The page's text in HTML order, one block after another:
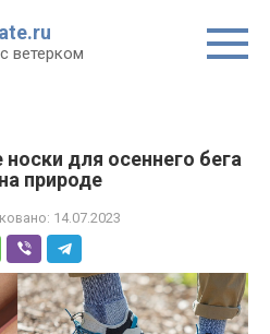
ветерком
для осеннего бега
природе
14.07.2023